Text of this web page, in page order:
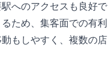
へのアクセスも良好で
ため、集客面での有利
もしやすく、複数の店